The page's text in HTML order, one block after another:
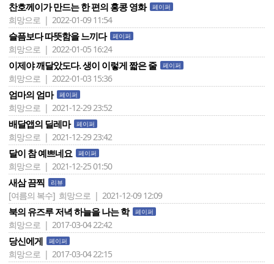
찬호께이가 만드는 한 편의 홍콩 영화 페이퍼
희망으로 | 2022-01-09 11:54
슬픔보다 따뜻함을 느끼다 페이퍼
희망으로 | 2022-01-05 16:24
이제야 깨달았도다. 생이 이렇게 짧은 줄 페이퍼
희망으로 | 2022-01-03 15:36
엄마의 엄마 페이퍼
희망으로 | 2021-12-29 23:52
배달앱의 딜레마 페이퍼
희망으로 | 2021-12-29 23:42
달이 참 예쁘네요 페이퍼
희망으로 | 2021-12-25 01:50
새삼 끔찍 리뷰
[여름의 복수] 희망으로 | 2021-12-09 12:09
북의 유즈루 저녁 하늘을 나는 학 페이퍼
희망으로 | 2017-03-04 22:42
당신에게 페이퍼
희망으로 | 2017-03-04 22:15